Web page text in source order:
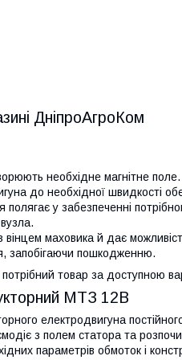
ДніпроАгроКом
необхідне магнітне поле.
до необхідної швидкості
у забезпеченні
маховика й дає
запобігаючи пошкодженню.
товар за доступною
МТЗ 12В
електродвигуна
з полем статора та
параметрів обмоток і